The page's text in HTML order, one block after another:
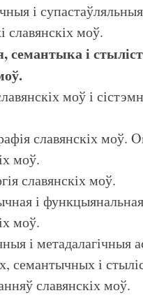
і
славянскіх моў.
семантыка і
моў і
славянскіх моў.
моў.
славянскіх моў.
і
моў.
і метадалагічныя
семантычных і
славянскіх моў.